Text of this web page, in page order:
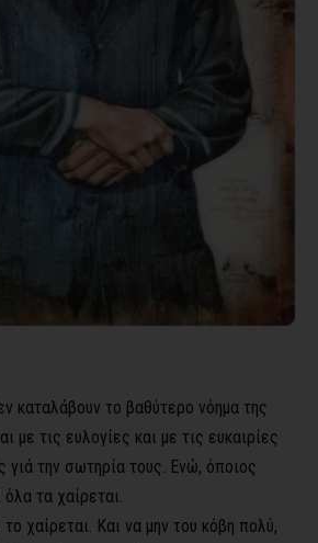
καταλάβουν το βαθύτερο νόημα της
με τις ευλογίες και με τις ευκαιρίες
γιά την σωτηρία τους. Ενώ, όποιος
τα χαίρεται.
το χαίρεται. Και να μην του κόβη πολύ,